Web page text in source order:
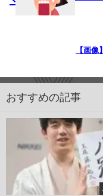
【画
おすすめの記事